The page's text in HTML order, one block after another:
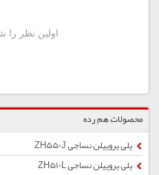
محصولات هم رده
پلی پروپیلن نساجی ZH550J
پلی پروپیلن نساجی ZH510L